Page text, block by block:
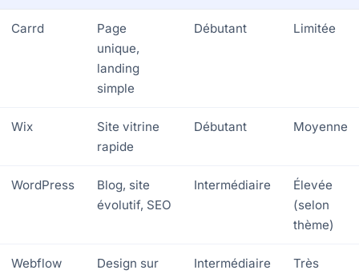
Carrd
Page
unique,
landing
simple
Débutant Limitée
Wix
Site vitrine
rapide
Débutant Moyenne
WordPress
Blog, site
évolutif, SEO
Intermédiaire
Élevée
(selon
thème)
Webflow
Design sur
Intermédiaire
Très